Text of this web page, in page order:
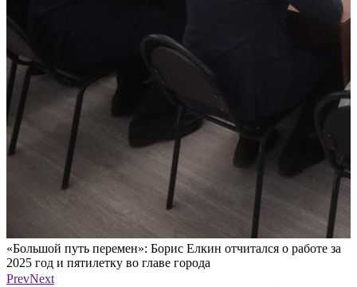
«Большой путь перемен»: Борис Елкин отчитался о работе за
2025 год и пятилетку во главе города
Фото: Андрей Степанов / ПАИ
PrevNext